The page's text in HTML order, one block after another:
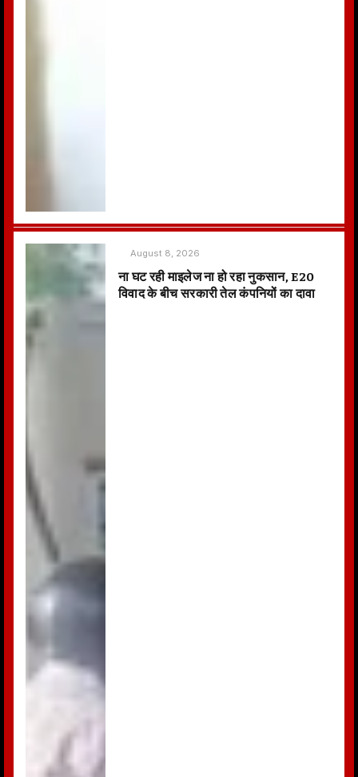
August 8, 2026
ना घट रही माइलेज ना हो रहा नुकसान, E20
विवाद के बीच सरकारी तेल कंपनियों का दावा